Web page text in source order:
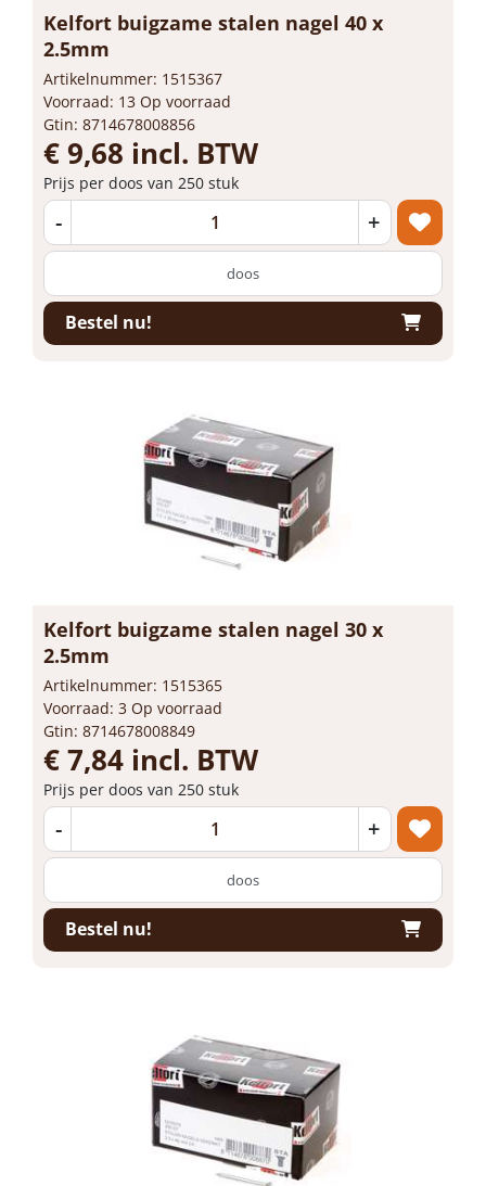
Kelfort buigzame stalen nagel 40 x
2.5mm
Artikelnummer: 1515367
Voorraad: 13 Op voorraad
Gtin: 8714678008856
€ 9,68 incl. BTW
Prijs per doos van 250 stuk
- +
doos
Bestel nu!
Kelfort buigzame stalen nagel 30 x
2.5mm
Artikelnummer: 1515365
Voorraad: 3 Op voorraad
Gtin: 8714678008849
€ 7,84 incl. BTW
Prijs per doos van 250 stuk
- +
doos
Bestel nu!